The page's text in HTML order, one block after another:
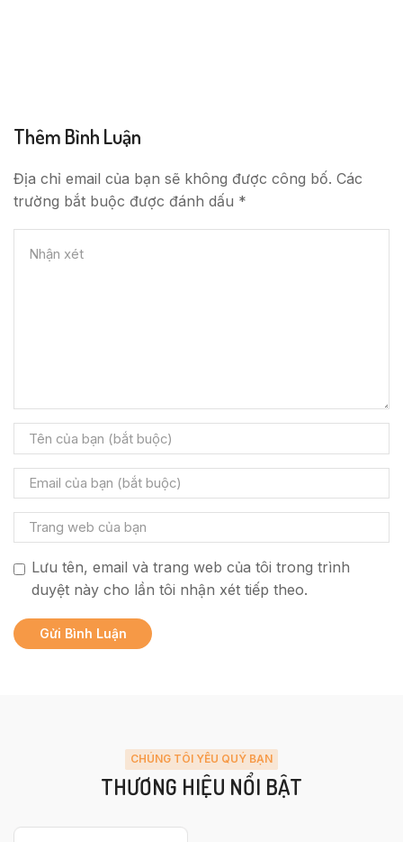
Thêm Bình Luận
Địa chỉ email của bạn sẽ không được công bố. Các
trường bắt buộc được đánh dấu *
Lưu tên, email và trang web của tôi trong trình
duyệt này cho lần tôi nhận xét tiếp theo.
CHÚNG TÔI YÊU QUÝ BẠN
THƯƠNG HIỆU NỔI BẬT